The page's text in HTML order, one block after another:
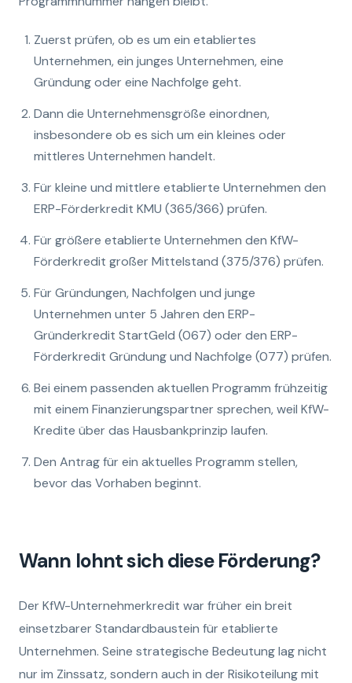
Zuerst prüfen, ob es um ein etabliertes
Unternehmen, ein junges Unternehmen, eine
Gründung oder eine Nachfolge geht.
Dann die Unternehmensgröße einordnen,
insbesondere ob es sich um ein kleines oder
mittleres Unternehmen handelt.
Für kleine und mittlere etablierte Unternehmen den
ERP-Förderkredit KMU (365/366) prüfen.
Für größere etablierte Unternehmen den KfW-
Förderkredit großer Mittelstand (375/376) prüfen.
Für Gründungen, Nachfolgen und junge
Unternehmen unter 5 Jahren den ERP-
Gründerkredit StartGeld (067) oder den ERP-
Förderkredit Gründung und Nachfolge (077) prüfen.
Bei einem passenden aktuellen Programm frühzeitig
mit einem Finanzierungspartner sprechen, weil KfW-
Kredite über das Hausbankprinzip laufen.
Den Antrag für ein aktuelles Programm stellen,
bevor das Vorhaben beginnt.
Wann lohnt sich diese Förderung?
Der KfW-Unternehmerkredit war früher ein breit
einsetzbarer Standardbaustein für etablierte
Unternehmen. Seine strategische Bedeutung lag nicht
nur im Zinssatz, sondern auch in der Risikoteilung mit